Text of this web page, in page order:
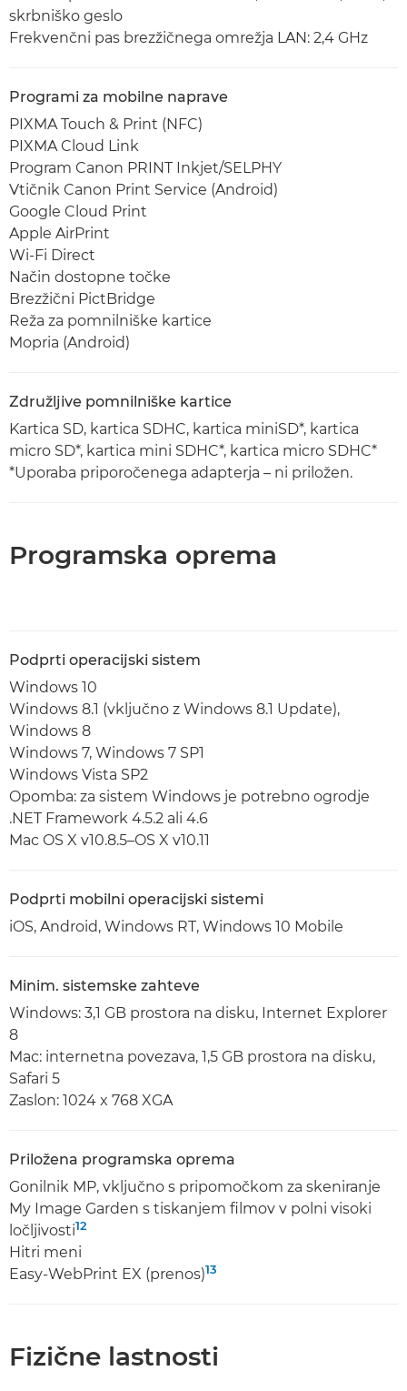
skrbniško geslo
Frekvenčni pas brezžičnega omrežja LAN: 2,4 GHz
Programi za mobilne naprave
PIXMA Touch & Print (NFC)
PIXMA Cloud Link
Program Canon PRINT Inkjet/SELPHY
Vtičnik Canon Print Service (Android)
Google Cloud Print
Apple AirPrint
Wi-Fi Direct
Način dostopne točke
Brezžični PictBridge
Reža za pomnilniške kartice
Mopria (Android)
Združljive pomnilniške kartice
Kartica SD, kartica SDHC, kartica miniSD*, kartica
micro SD*, kartica mini SDHC*, kartica micro SDHC*
*Uporaba priporočenega adapterja – ni priložen.
Programska oprema
Podprti operacijski sistem
Windows 10
Windows 8.1 (vključno z Windows 8.1 Update),
Windows 8
Windows 7, Windows 7 SP1
Windows Vista SP2
Opomba: za sistem Windows je potrebno ogrodje
.NET Framework 4.5.2 ali 4.6
Mac OS X v10.8.5–OS X v10.11
Podprti mobilni operacijski sistemi
iOS, Android, Windows RT, Windows 10 Mobile
Minim. sistemske zahteve
Windows: 3,1 GB prostora na disku, Internet Explorer
8
Mac: internetna povezava, 1,5 GB prostora na disku,
Safari 5
Zaslon: 1024 x 768 XGA
Priložena programska oprema
Gonilnik MP, vključno s pripomočkom za skeniranje
My Image Garden s tiskanjem filmov v polni visoki
ločljivosti12
Hitri meni
Easy-WebPrint EX (prenos)13
Fizične lastnosti